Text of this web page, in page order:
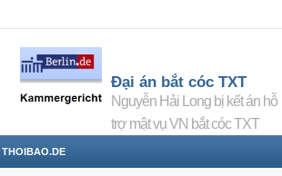
Đại án bắt cóc TXT
Nguyễn Hải Long bị kết án hỗ
trợ mật vụ VN bắt cóc TXT